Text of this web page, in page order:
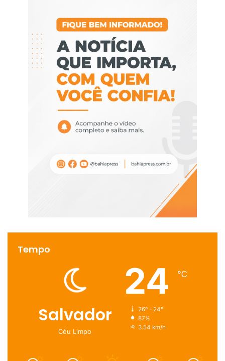
Tempo
Salvador
Céu Limpo
24 ℃
26º - 24º
87%
3.54 km/h